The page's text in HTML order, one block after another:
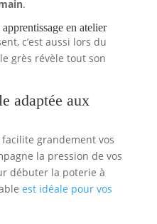
.
en atelier
c’est aussi lors du
grès révèle tout son
adaptée aux
grandement vos
la pression de vos
débuter la poterie à
est idéale pour vos